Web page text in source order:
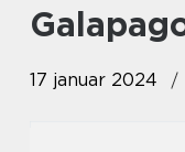
17 januar 2024